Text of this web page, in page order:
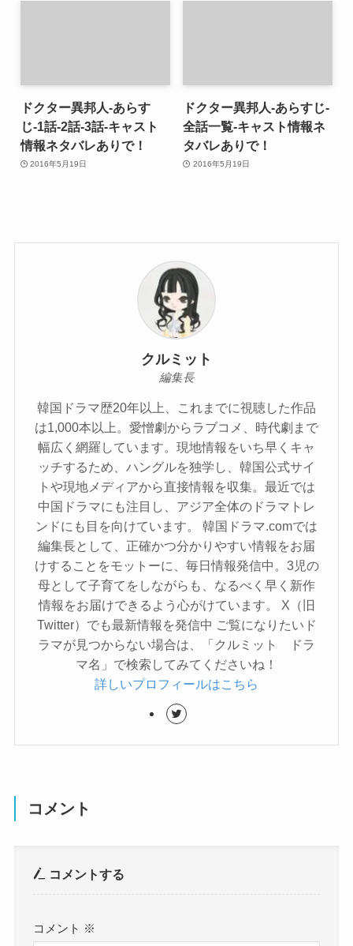
ドクター異邦人-あらす
じ-1話-2話-3話-キャスト
情報ネタバレありで！
2016年5月19日
ドクター異邦人-あらすじ-
全話一覧-キャスト情報ネ
タバレありで！
2016年5月19日
クルミット
編集長
韓国ドラマ歴20年以上、これまでに視聴した作品
は1,000本以上。愛憎劇からラブコメ、時代劇まで
幅広く網羅しています。現地情報をいち早くキャ
ッチするため、ハングルを独学し、韓国公式サイ
トや現地メディアから直接情報を収集。最近では
中国ドラマにも注目し、アジア全体のドラマトレ
ンドにも目を向けています。 韓国ドラマ.comでは
編集長として、正確かつ分かりやすい情報をお届
けすることをモットーに、毎日情報発信中。3児の
母として子育てをしながらも、なるべく早く新作
情報をお届けできるよう心がけています。 X（旧
Twitter）でも最新情報を発信中 ご覧になりたいド
ラマが見つからない場合は、「クルミット ドラ
マ名」で検索してみてくださいね！
詳しいプロフィールはこちら
コメント
コメントする
コメント ※